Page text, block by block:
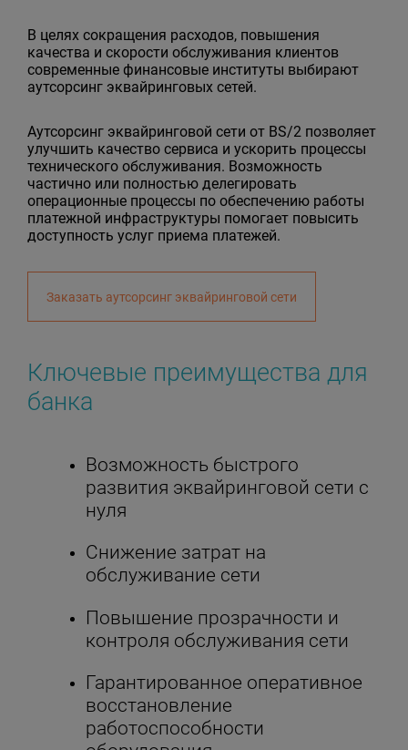
В целях сокращения расходов, повышения
качества и скорости обслуживания клиентов
современные финансовые институты выбирают
аутсорсинг эквайринговых сетей.
Аутсорсинг эквайринговой сети от BS/2 позволяет
улучшить качество сервиса и ускорить процессы
технического обслуживания. Возможность
частично или полностью делегировать
операционные процессы по обеспечению работы
платежной инфраструктуры помогает повысить
доступность услуг приема платежей.
Заказать аутсорсинг эквайринговой сети
Ключевые преимущества для
банка
Возможность быстрого
развития эквайринговой сети с
нуля
Снижение затрат на
обслуживание сети
Повышение прозрачности и
контроля обслуживания сети
Гарантированное оперативное
восстановление
работоспособности